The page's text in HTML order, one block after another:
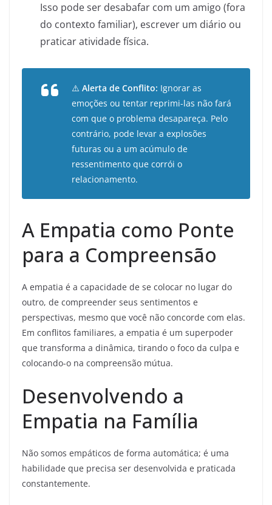
Isso pode ser desabafar com um amigo (fora
do contexto familiar), escrever um diário ou
praticar atividade física.
⚠️ Alerta de Conflito: Ignorar as
emoções ou tentar reprimi-las não fará
com que o problema desapareça. Pelo
contrário, pode levar a explosões
futuras ou a um acúmulo de
ressentimento que corrói o
relacionamento.
A Empatia como Ponte
para a Compreensão
A empatia é a capacidade de se colocar no lugar do
outro, de compreender seus sentimentos e
perspectivas, mesmo que você não concorde com elas.
Em conflitos familiares, a empatia é um superpoder
que transforma a dinâmica, tirando o foco da culpa e
colocando-o na compreensão mútua.
Desenvolvendo a
Empatia na Família
Não somos empáticos de forma automática; é uma
habilidade que precisa ser desenvolvida e praticada
constantemente.